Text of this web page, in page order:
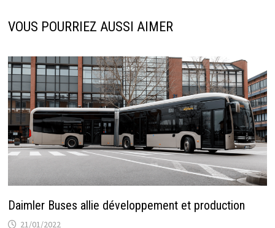
VOUS POURRIEZ AUSSI AIMER
Daimler Buses allie développement et production
21/01/2022